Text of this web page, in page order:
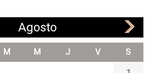
Agosto
M M J V S